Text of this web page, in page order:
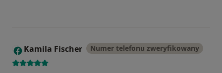
K Kamila Fischer Numer telefonu zweryfikowany